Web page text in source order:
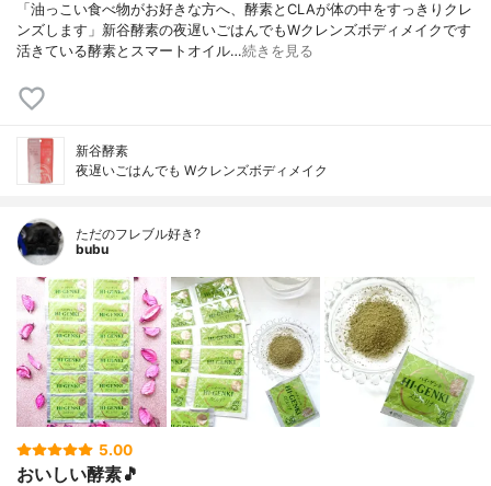
「油っこい食べ物がお好きな方へ、酵素とCLAが体の中をすっきりクレ
ンズします」新谷酵素の夜遅いごはんでもWクレンズボディメイクです
活きている酵素とスマートオイル…続きを見る
新谷酵素
夜遅いごはんでも Wクレンズボディメイク
ただのフレブル好き?
bubu
5.00
おいしい酵素🎵